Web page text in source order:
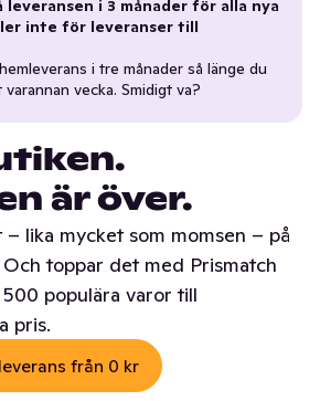
leveransen i 3 månader för alla nya
inte för leveranser till
i tre månader så länge du
vecka. Smidigt va?
är över.
lika mycket som momsen – på
toppar det med Prismatch
populära varor till
pris.
från 0 kr